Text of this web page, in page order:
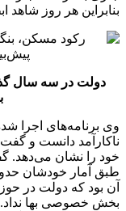
بنابراین هر روز
دولت در سه سال
وی برنامه‌های اجرا
ناکارآمد دانست و
خود را نشان می‌دهد.
آن بود که دولت در
بخش خصوصی بها